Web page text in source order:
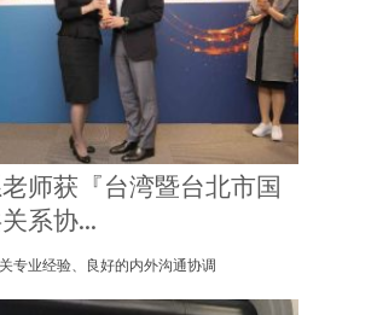
师获『台湾暨台北市国
系协...
专业经验、良好的内外沟通协调